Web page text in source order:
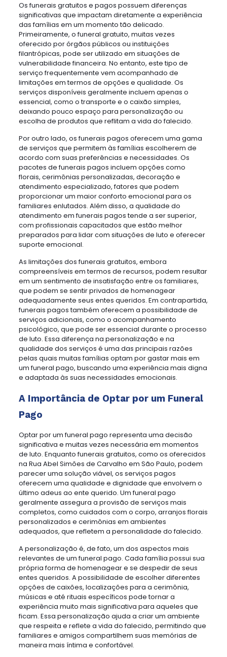
Os funerais gratuitos e pagos possuem diferenças
significativas que impactam diretamente a experiência
das famílias em um momento tão delicado.
Primeiramente, o funeral gratuito, muitas vezes
oferecido por órgãos públicos ou instituições
filantrópicas, pode ser utilizado em situações de
vulnerabilidade financeira. No entanto, este tipo de
serviço frequentemente vem acompanhado de
limitações em termos de opções e qualidade. Os
serviços disponíveis geralmente incluem apenas o
essencial, como o transporte e o caixão simples,
deixando pouco espaço para personalização ou
escolha de produtos que reflitam a vida do falecido.
Por outro lado, os funerais pagos oferecem uma gama
de serviços que permitem às famílias escolherem de
acordo com suas preferências e necessidades. Os
pacotes de funerais pagos incluem opções como
florais, cerimônias personalizadas, decoração e
atendimento especializado, fatores que podem
proporcionar um maior conforto emocional para os
familiares enlutados. Além disso, a qualidade do
atendimento em funerais pagos tende a ser superior,
com profissionais capacitados que estão melhor
preparados para lidar com situações de luto e oferecer
suporte emocional.
As limitações dos funerais gratuitos, embora
compreensíveis em termos de recursos, podem resultar
em um sentimento de insatisfação entre os familiares,
que podem se sentir privados de homenagear
adequadamente seus entes queridos. Em contrapartida,
funerais pagos também oferecem a possibilidade de
serviços adicionais, como o acompanhamento
psicológico, que pode ser essencial durante o processo
de luto. Essa diferença na personalização e na
qualidade dos serviços é uma das principais razões
pelas quais muitas famílias optam por gastar mais em
um funeral pago, buscando uma experiência mais digna
e adaptada às suas necessidades emocionais.
A Importância de Optar por um Funeral
Pago
Optar por um funeral pago representa uma decisão
significativa e muitas vezes necessária em momentos
de luto. Enquanto funerais gratuitos, como os oferecidos
na Rua Abel Simões de Carvalho em São Paulo, podem
parecer uma solução viável, os serviços pagos
oferecem uma qualidade e dignidade que envolvem o
último adeus ao ente querido. Um funeral pago
geralmente assegura a provisão de serviços mais
completos, como cuidados com o corpo, arranjos florais
personalizados e cerimônias em ambientes
adequados, que refletem a personalidade do falecido.
A personalização é, de fato, um dos aspectos mais
relevantes de um funeral pago. Cada família possui sua
própria forma de homenagear e se despedir de seus
entes queridos. A possibilidade de escolher diferentes
opções de caixões, localizações para a cerimônia,
músicas e até rituais específicos pode tornar a
experiência muito mais significativa para aqueles que
ficam. Essa personalização ajuda a criar um ambiente
que respeita e reflete a vida do falecido, permitindo que
familiares e amigos compartilhem suas memórias de
maneira mais íntima e confortável.